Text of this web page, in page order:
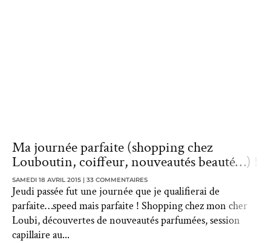
Ma journée parfaite (shopping chez
Louboutin, coiffeur, nouveautés beauté…) !
SAMEDI 18 AVRIL 2015 33 COMMENTAIRES
Jeudi passée fut une journée que je qualifierai de
parfaite…speed mais parfaite ! Shopping chez mon cher
Loubi, découvertes de nouveautés parfumées, session
capillaire au